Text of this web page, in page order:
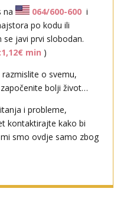
na 064/600-600 i
po kodu ili
se javi prvi slobodan.
min )
o svemu,
bolji život…
i probleme,
kontaktirajte kako bi
smo ovdje samo zbog